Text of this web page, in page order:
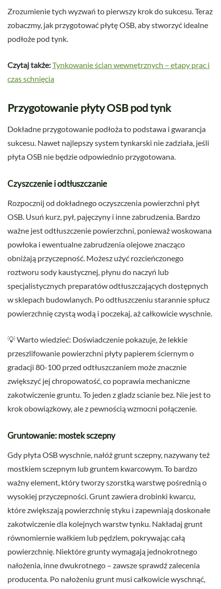
Zrozumienie tych wyzwań to pierwszy krok do sukcesu. Teraz
zobaczmy, jak przygotować płytę OSB, aby stworzyć idealne
podłoże pod tynk.
Czytaj także:Tynkowanie ścian wewnętrznych – etapy prac i
czas schnięcia
Przygotowanie płyty OSB pod tynk
Dokładne przygotowanie podłoża to podstawa i gwarancja
sukcesu. Nawet najlepszy system tynkarski nie zadziała, jeśli
płyta OSB nie będzie odpowiednio przygotowana.
Czyszczenie i odtłuszczanie
Rozpocznij od dokładnego oczyszczenia powierzchni płyt
OSB. Usuń kurz, pył, pajęczyny i inne zabrudzenia. Bardzo
ważne jest odtłuszczenie powierzchni, ponieważ woskowana
powłoka i ewentualne zabrudzenia olejowe znacząco
obniżają przyczepność. Możesz użyć rozcieńczonego
roztworu sody kaustycznej, płynu do naczyń lub
specjalistycznych preparatów odtłuszczających dostępnych
w sklepach budowlanych. Po odtłuszczeniu starannie spłucz
powierzchnię czystą wodą i poczekaj, aż całkowicie wyschnie.
💡 Warto wiedzieć: Doświadczenie pokazuje, że lekkie
przeszlifowanie powierzchni płyty papierem ściernym o
gradacji 80-100 przed odtłuszczaniem może znacznie
zwiększyć jej chropowatość, co poprawia mechaniczne
zakotwiczenie gruntu. To jeden z gladz scianie bez. Nie jest to
krok obowiązkowy, ale z pewnością wzmocni połączenie.
Gruntowanie: mostek sczepny
Gdy płyta OSB wyschnie, nałóż grunt sczepny, nazywany też
mostkiem sczepnym lub gruntem kwarcowym. To bardzo
ważny element, który tworzy szorstką warstwę pośrednią o
wysokiej przyczepności. Grunt zawiera drobinki kwarcu,
które zwiększają powierzchnię styku i zapewniają doskonałe
zakotwiczenie dla kolejnych warstw tynku. Nakładaj grunt
równomiernie wałkiem lub pędzlem, pokrywając całą
powierzchnię. Niektóre grunty wymagają jednokrotnego
nałożenia, inne dwukrotnego – zawsze sprawdź zalecenia
producenta. Po nałożeniu grunt musi całkowicie wyschnąć,